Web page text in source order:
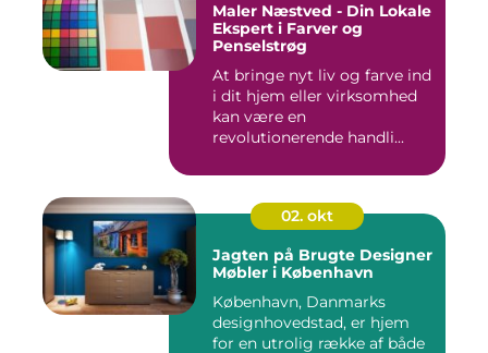
Maler Næstved - Din Lokale
Ekspert i Farver og
Penselstrøg
At bringe nyt liv og farve ind
i dit hjem eller virksomhed
kan være en
revolutionerende handli...
02. okt
Jagten på Brugte Designer
Møbler i København
København, Danmarks
designhovedstad, er hjem
for en utrolig række af både